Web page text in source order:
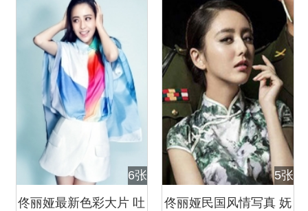
6张
佟丽娅最新色彩大片 吐
5张
佟丽娅民国风情写真 妩